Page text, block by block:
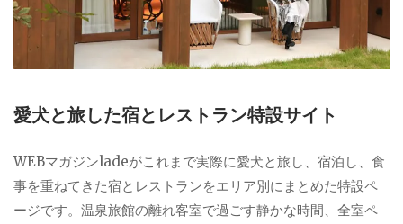
愛犬と旅した宿とレストラン特設サイト
WEBマガジンladeがこれまで実際に愛犬と旅し、宿泊し、食
事を重ねてきた宿とレストランをエリア別にまとめた特設ペ
ージです。温泉旅館の離れ客室で過ごす静かな時間、全室ペ